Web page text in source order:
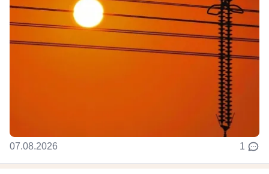
07.08.2026 1